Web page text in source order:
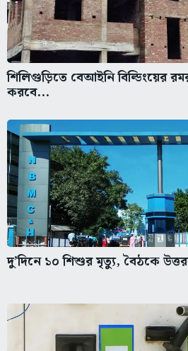
শিলিগুড়িতে বেআইনি বিল্ডিংয়ের
করবে...
দু’দিনে ১০ শিশুর মৃত্যু, বৈঠকে